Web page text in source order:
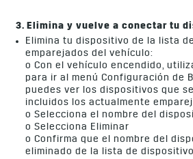
3. Elimina y vuelve a conectar tu
Elimina tu dispositivo de la lista
emparejados del vehículo:
o Con el vehículo encendido,
para ir al menú Configuración de
puedes ver los dispositivos que
incluidos los actualmente
o Selecciona el nombre del
o Selecciona Eliminar
o Confirma que el nombre del
eliminado de la lista de